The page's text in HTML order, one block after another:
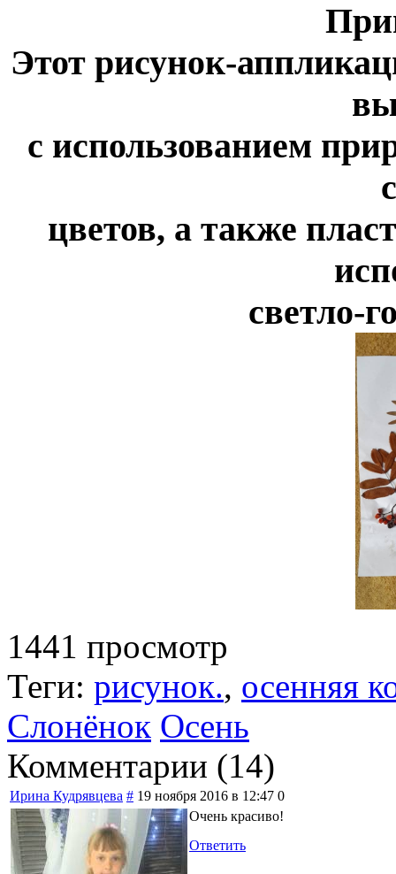
Этот рисунок-
с использованием
цветов, а также
светло-
1441 просмотр
Теги: рисунок., осенняя
Слонёнок Осень
Комментарии (14)
Ирина Кудрявцева # 19 ноября 2016 в 12:47 0
Очень красиво!
Ответить